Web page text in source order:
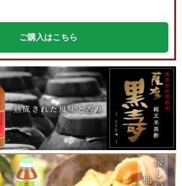
ご購入はこちら